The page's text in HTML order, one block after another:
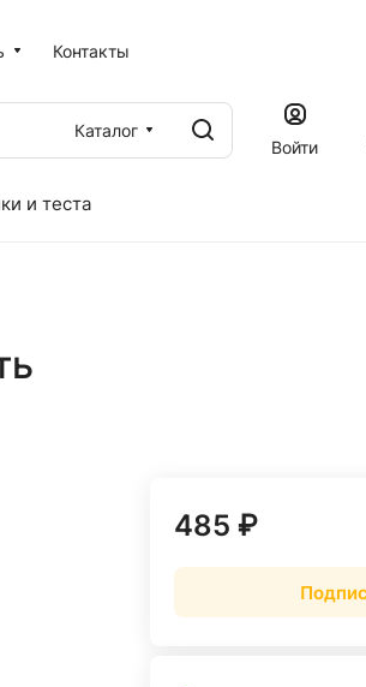
Контакты
Каталог
Войти
и теста
485 ₽